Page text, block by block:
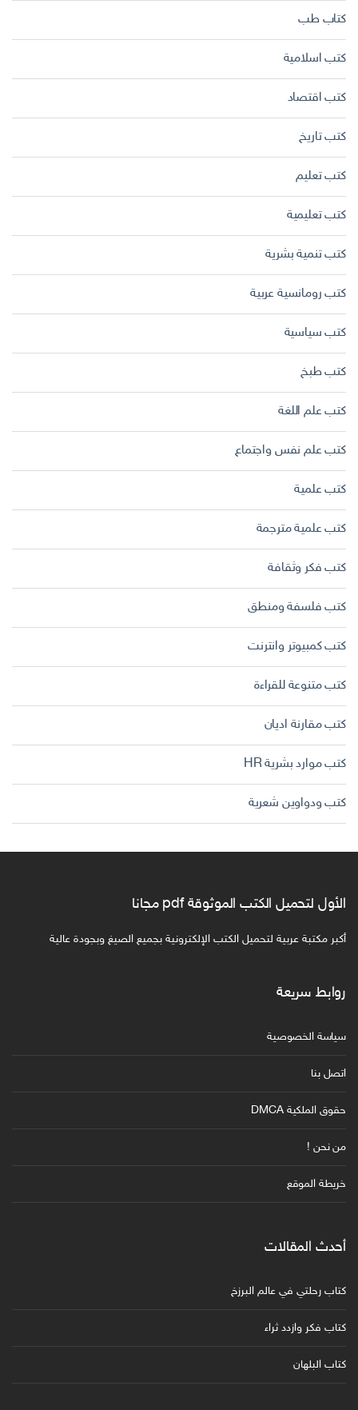
كتاب طب
كتب اسلامية
كتب اقتصاد
كتب تاريخ
كتب تعليم
كتب تعليمية
كتب تنمية بشرية
كتب رومانسية عربية
كتب سياسية
كتب طبخ
كتب علم اللغة
كتب علم نفس واجتماع
كتب علمية
كتب علمية مترجمة
كتب فكر وثقافة
كتب فلسفة ومنطق
كتب كمبيوتر وانترنت
كتب متنوعة للقراءة
كتب مقارنة اديان
كتب موارد بشرية HR
كتب ودواوين شعرية
الأول لتحميل الكتب الموثوقة pdf مجانا
أكبر مكتبة عربية لتحميل الكتب الإلكترونية بجميع الصيغ وبجودة عالية
روابط سريعة
سياسة الخصوصية
اتصل بنا
حقوق الملكية DMCA
من نحن !
خريطة الموقع
أحدث المقالات
كتاب رحلتي في عالم البرزخ
كتاب فكر وازدد ثراء
كتاب البلهان